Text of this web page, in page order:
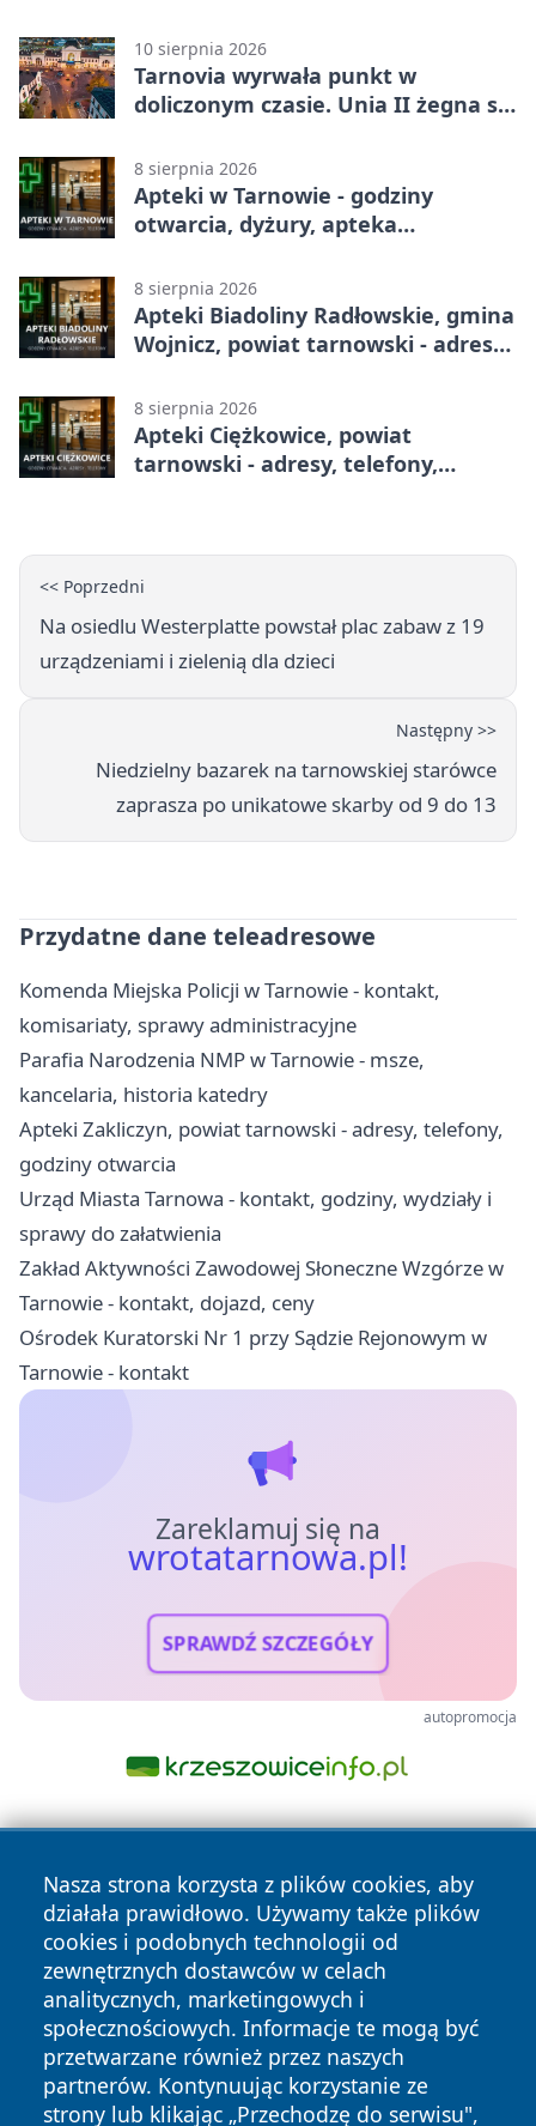
10 sierpnia 2026
Tarnovia wyrwała punkt w
doliczonym czasie. Unia II żegna się
8 sierpnia 2026
Apteki w Tarnowie - godziny
otwarcia, dyżury, apteka
8 sierpnia 2026
Apteki Biadoliny Radłowskie, gmina
Wojnicz, powiat tarnowski - adresy,
8 sierpnia 2026
Apteki Ciężkowice, powiat
tarnowski - adresy, telefony,
<< Poprzedni
Na osiedlu Westerplatte powstał plac zabaw z 19
urządzeniami i zielenią dla dzieci
Następny >>
Niedzielny bazarek na tarnowskiej starówce
zaprasza po unikatowe skarby od 9 do 13
Przydatne dane teleadresowe
Komenda Miejska Policji w Tarnowie - kontakt,
komisariaty, sprawy administracyjne
Parafia Narodzenia NMP w Tarnowie - msze,
kancelaria, historia katedry
Apteki Zakliczyn, powiat tarnowski - adresy, telefony,
godziny otwarcia
Urząd Miasta Tarnowa - kontakt, godziny, wydziały i
sprawy do załatwienia
Zakład Aktywności Zawodowej Słoneczne Wzgórze w
Tarnowie - kontakt, dojazd, ceny
Ośrodek Kuratorski Nr 1 przy Sądzie Rejonowym w
Tarnowie - kontakt
Zareklamuj się na
wrotatarnowa.pl!
SPRAWDŹ SZCZEGÓŁY
autopromocja
Nasza strona korzysta z plików cookies, aby
działała prawidłowo. Używamy także plików
cookies i podobnych technologii od
zewnętrznych dostawców w celach
analitycznych, marketingowych i
społecznościowych. Informacje te mogą być
przetwarzane również przez naszych
partnerów. Kontynuując korzystanie ze
strony lub klikając „Przechodzę do serwisu",
Copyright © 2026 wrotatarnowa.pl Wszystkie prawa
zastrzeżone.
News Autorzy
Polityka
Prywatności
Polityka
Cookies